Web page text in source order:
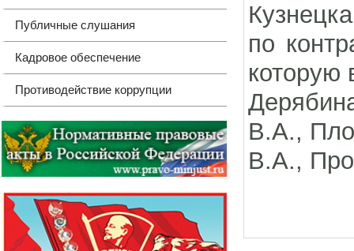
Публичные слушания
Кадровое обеспечение
Противодействие коррупции
по
которую
В.А.,
В.А.,